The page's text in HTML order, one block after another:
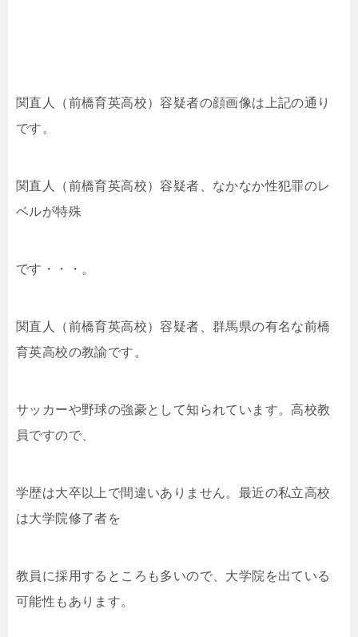
関直人（前橋育英高校）容疑者の顔画像は上記の通り
です。
関直人（前橋育英高校）容疑者、なかなか性犯罪のレ
ベルが特殊
です・・・。
関直人（前橋育英高校）容疑者、群馬県の有名な前橋
育英高校の教諭です。
サッカーや野球の強豪として知られています。高校教
員ですので、
学歴は大卒以上で間違いありません。最近の私立高校
は大学院修了者を
教員に採用するところも多いので、大学院を出ている
可能性もあります。